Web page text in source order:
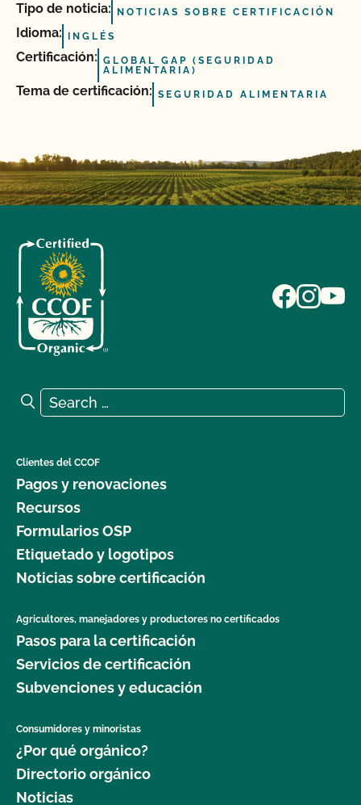
Tipo de noticia: NOTICIAS SOBRE CERTIFICACIÓN
Idioma: INGLÉS
Certificación: GLOBAL GAP (SEGURIDAD
ALIMENTARIA)
Tema de certificación: SEGURIDAD ALIMENTARIA
Search for:
Search
Clientes del CCOF
Pagos y renovaciones
Recursos
Formularios OSP
Etiquetado y logotipos
Noticias sobre certificación
Agricultores, manejadores y productores no certificados
Pasos para la certificación
Servicios de certificación
Subvenciones y educación
Consumidores y minoristas
¿Por qué orgánico?
Directorio orgánico
Noticias